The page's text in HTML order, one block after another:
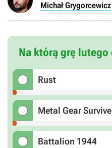
Michał Grygorcewicz
Na którą grę lutego
Rust
Metal Gear Survive
Battalion 1944